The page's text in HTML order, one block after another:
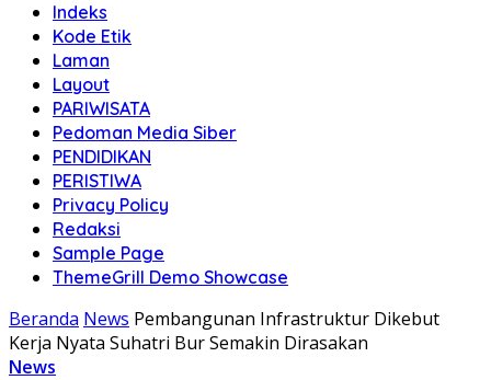
Indeks
Kode Etik
Laman
Layout
PARIWISATA
Pedoman Media Siber
PENDIDIKAN
PERISTIWA
Privacy Policy
Redaksi
Sample Page
ThemeGrill Demo Showcase
Beranda News Pembangunan Infrastruktur Dikebut
Kerja Nyata Suhatri Bur Semakin Dirasakan
News